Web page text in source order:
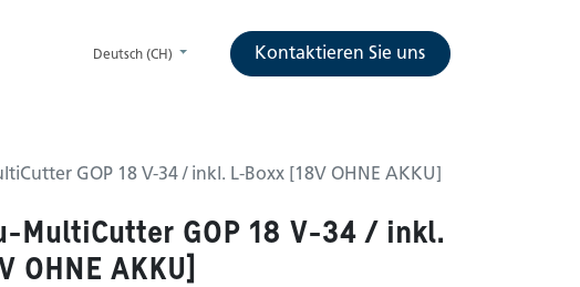
Deutsch (CH) Kontaktieren Sie uns
GOP 18 V-34 / inkl. L-Boxx [18V OHNE AKKU]
MultiCutter GOP 18 V-34 / inkl.
OHNE AKKU]